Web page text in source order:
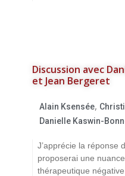
Discussion avec
et Jean Bergeret
Alain Ksensée,
Danielle Kaswin-
J’apprécie la réponse
proposerai une
thérapeutique